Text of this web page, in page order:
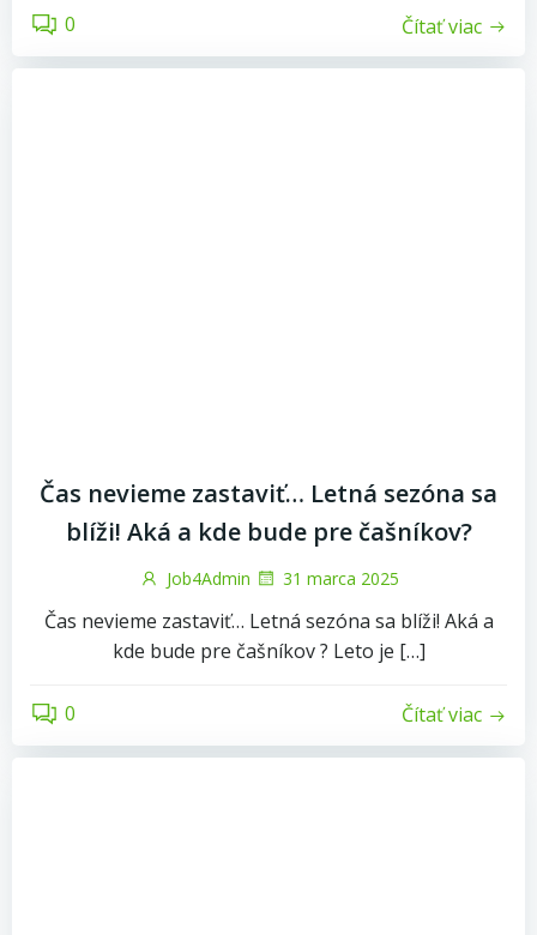
0 Čítať viac
Čas nevieme zastaviť… Letná sezóna sa
blíži! Aká a kde bude pre čašníkov?
Job4Admin 31 marca 2025
Čas nevieme zastaviť… Letná sezóna sa blíži! Aká a
kde bude pre čašníkov ? Leto je […]
0 Čítať viac